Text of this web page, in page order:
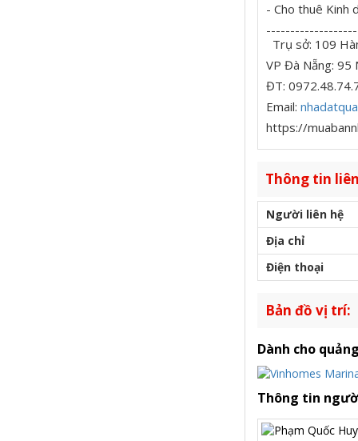
- Cho thuê Kinh
Trụ sở: 109
VP Đà Nẵng: 95
ĐT:
Email:
https://
Thông tin
Người liên hệ
Địa chỉ
Điện thoại
Bản đồ vị trí:
Dành cho
Thông tin